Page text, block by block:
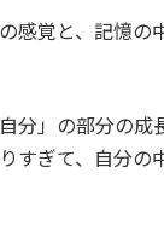
感覚と、記憶
分」の部分の
すぎて、自分